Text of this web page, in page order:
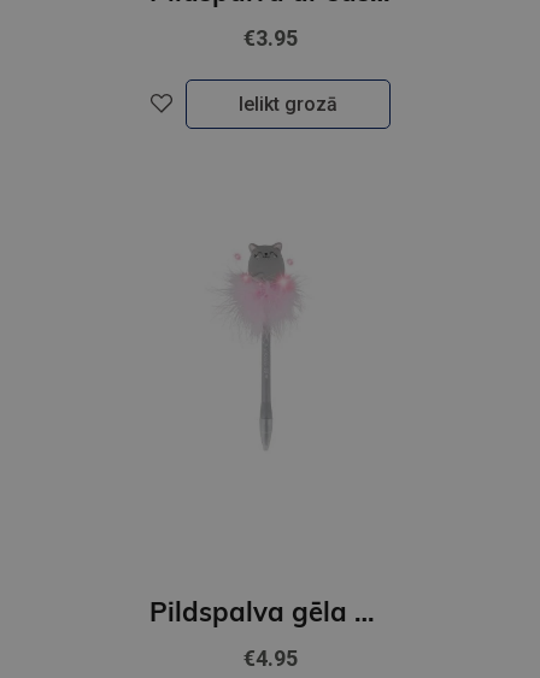
€3.95
Ielikt grozā
Pildspalva gēla ar apgaismojumu - Kaķītis
€4.95